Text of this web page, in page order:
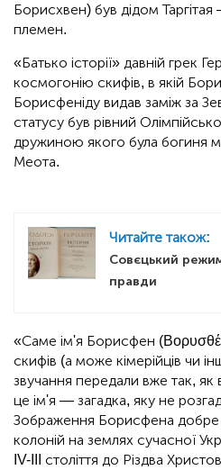
Борисхвен) був дідом
племен.
«Батько історії» давній грек
космогонію скифів, в якій
Борисфеніду видав заміж за
статусу був рівний
дружиною якого була богиня
Меота.
Читайте також:
Совєцький
правди
«Саме ім'я Борисфен
скифів (а може кімерійців чи
звучання передали вже так,
це ім'я — загадка, яку не
Зображення Борисфена добре
колоній на землях сучасної
IV-III століття до Різдва